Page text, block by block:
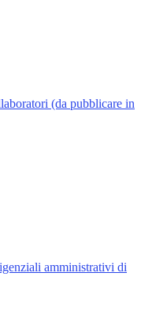
(da pubblicare in
amministrativi di